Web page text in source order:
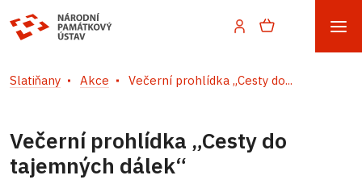
Slatiňany Akce Večerní prohlídka „Cesty do...
Večerní prohlídka „Cesty do
tajemných dálek“